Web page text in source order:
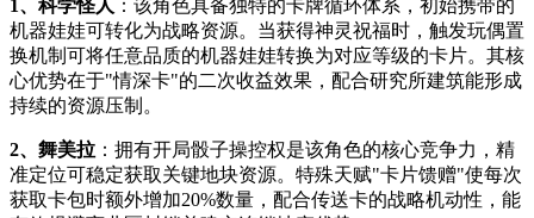
1、科学怪人 ：该角色具备独特的卡牌循环体系，初始携带的
机器娃娃可转化为战略资源。当获得神灵祝福时，触发玩偶置
换机制可将任意品质的机器娃娃转换为对应等级的卡片。其核
心优势在于"情深卡"的二次收益效果，配合研究所建筑能形成
持续的资源压制。
2、舞美拉 ：拥有开局骰子操控权是该角色的核心竞争力，精
准定位可稳定获取关键地块资源。特殊天赋"卡片馈赠"使每次
获取卡包时额外增加20%数量，配合传送卡的战略机动性，能